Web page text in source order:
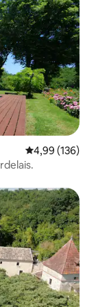
Gemiddelde
4,99 (136)